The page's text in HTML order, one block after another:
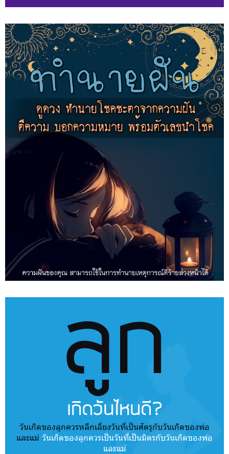
ลูก
เกิดวันไหนดี?
วันเกิดของลูกควรหลีกเลี่ยงวันที่เป็นศัตรูกับวันเกิดของพ่อ
และแม่ วันเกิดของลูกควรเป็นวันที่เป็นมิตรกับวันเกิดของพ่อ
และแม่